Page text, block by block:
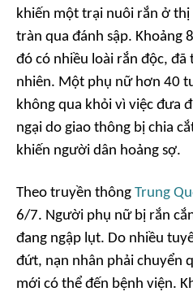
khiến một trại nuôi rắn ở
tràn qua đánh sập. Khoảng
đó có nhiều loài rắn độc,
nhiên. Một phụ nữ hơn 40
không qua khỏi vì việc đưa
ngại do giao thông bị chia
khiến người dân hoảng sợ.
Theo truyền thông Trung
6/7. Người phụ nữ bị rắn
đang ngập lụt. Do nhiều
đứt, nạn nhân phải chuyển
mới có thể đến bệnh viện.